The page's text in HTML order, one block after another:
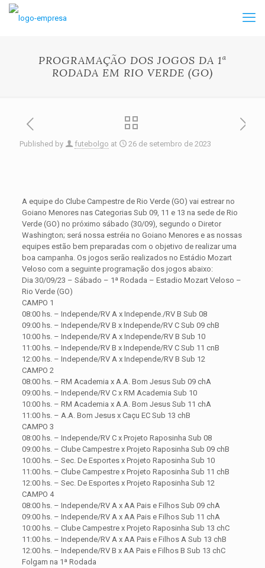
PROGRAMAÇÃO DOS JOGOS DA 1ª
RODADA EM RIO VERDE (GO)
Published by futebolgo at 26 de setembro de 2023
A equipe do Clube Campestre de Rio Verde (GO) vai estrear no
Goiano Menores nas Categorias Sub 09, 11 e 13 na sede de Rio
Verde (GO) no próximo sábado (30/09), segundo o Diretor
Washington; será nossa estréia no Goiano Menores e as nossas
equipes estão bem preparadas com o objetivo de realizar uma
boa campanha. Os jogos serão realizados no Estádio Mozart
Veloso com a seguinte programação dos jogos abaixo:
Dia 30/09/23 – Sábado – 1ª Rodada – Estadio Mozart Veloso –
Rio Verde (GO)
CAMPO 1
08:00 hs. – Independe/RV A x Independe./RV B Sub 08
09:00 hs. – Independe/RV B x Independe/RV C Sub 09 chB
10:00 hs. – Independe/RV A x Independe/RV B Sub 10
11:00 hs. – Independe/RV B x Independe/RV C Sub 11 cnB
12:00 hs. – Independe/RV A x Independe/RV B Sub 12
CAMPO 2
08:00 hs. – RM Academia x A.A. Bom Jesus Sub 09 chA
09:00 hs. – Independe/RV C x RM Academia Sub 10
10:00 hs. – RM Academia x A.A. Bom Jesus Sub 11 chA
11:00 hs. – A.A. Bom Jesus x Caçu EC Sub 13 chB
CAMPO 3
08:00 hs. – Independe/RV C x Projeto Raposinha Sub 08
09:00 hs. – Clube Campestre x Projeto Raposinha Sub 09 chB
10:00 hs. – Sec. De Esportes x Projeto Raposinha Sub 10
11:00 hs. – Clube Campestre x Projeto Raposinha Sub 11 chB
12:00 hs. – Sec. De Esportes x Projeto Raposinha Sub 12
CAMPO 4
08:00 hs. – Independe/RV A x AA Pais e Filhos Sub 09 chA
09:00 hs. – Independe/RV A x AA Pais e Filhos Sub 11 chA
10:00 hs. – Clube Campestre x Projeto Raposinha Sub 13 chC
11:00 hs. – Independe/RV A x AA Pais e Filhos A Sub 13 chB
12:00 hs. – Independe/RV B x AA Pais e Filhos B Sub 13 chC
Folgam na 1ª Rodada